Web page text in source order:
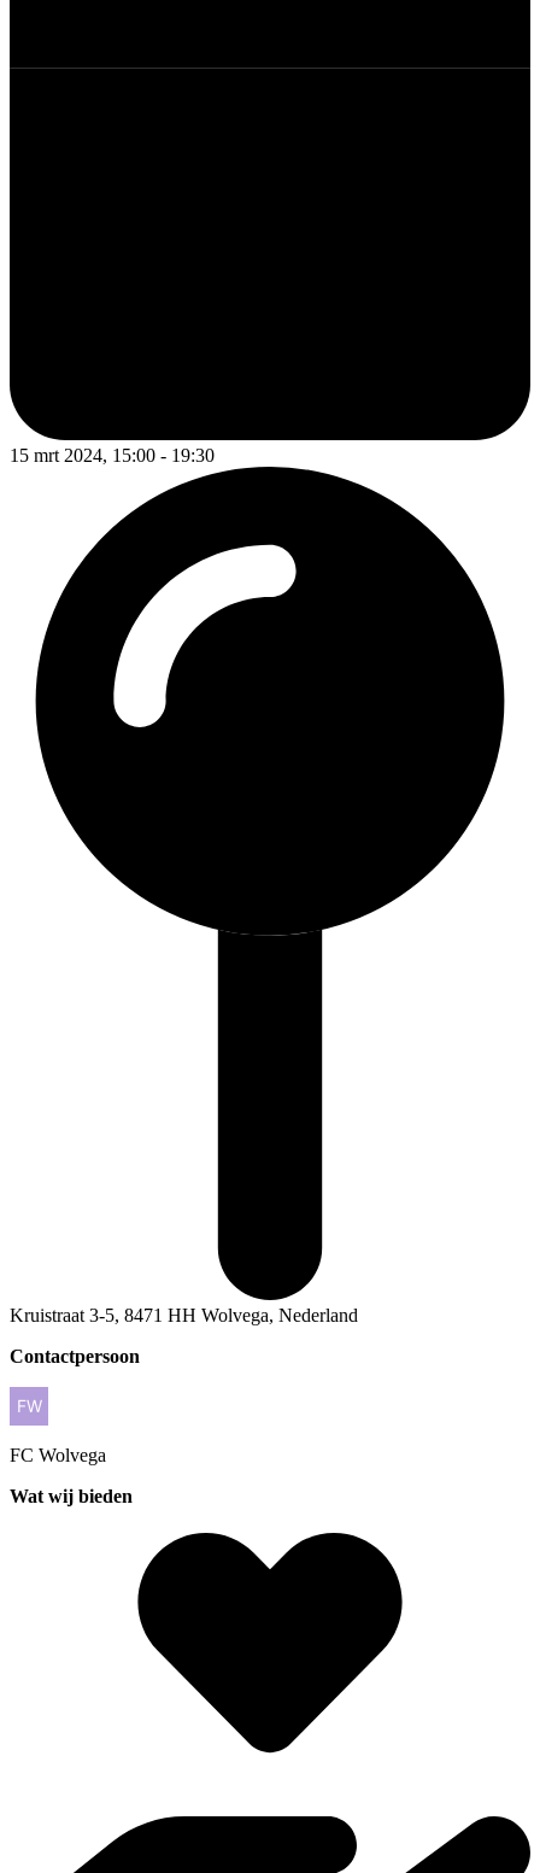
15 mrt 2024, 15:00 - 19:30
Kruistraat 3-5, 8471 HH Wolvega, Nederland
Contactpersoon
FC Wolvega
Wat wij bieden